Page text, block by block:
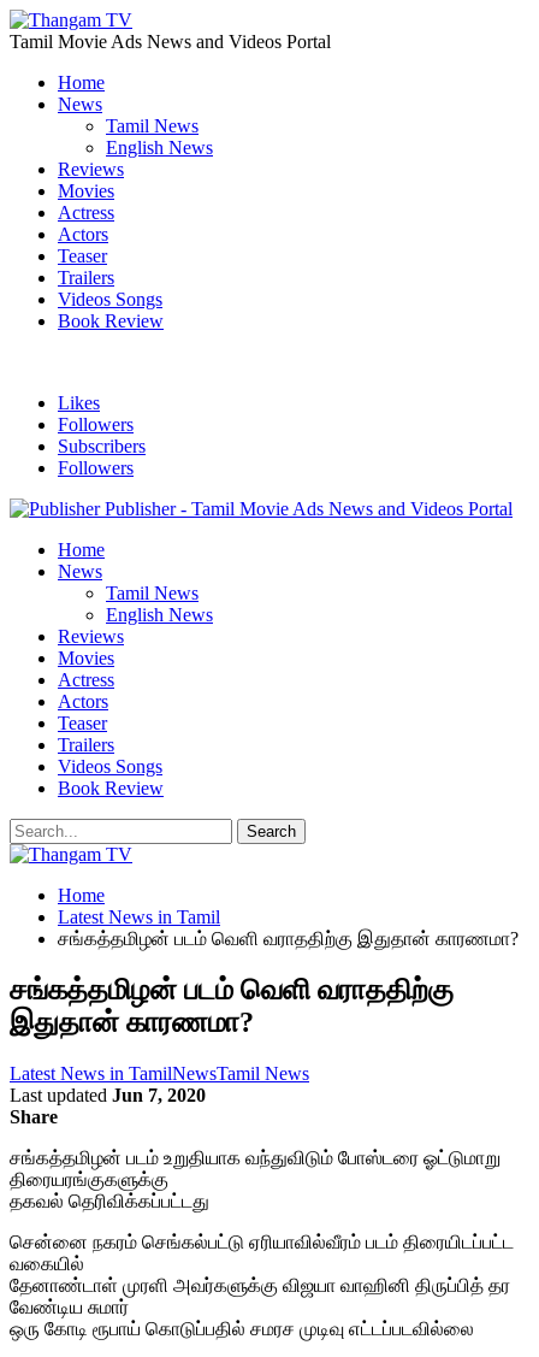
Tamil Movie Ads News and Videos Portal
Home
News
Tamil News
English News
Reviews
Movies
Actress
Actors
Teaser
Trailers
Videos Songs
Book Review
Likes
Followers
Subscribers
Followers
Publisher - Tamil Movie Ads News and Videos Portal
Home
News
Tamil News
English News
Reviews
Movies
Actress
Actors
Teaser
Trailers
Videos Songs
Book Review
Home
Latest News in Tamil
சங்கத்தமிழன் படம் வெளி வராததிற்கு இதுதான் காரணமா?
சங்கத்தமிழன் படம் வெளி வராததிற்கு
இதுதான் காரணமா?
Latest News in TamilNewsTamil News
Last updated Jun 7, 2020
Share
சங்கத்தமிழன் படம் உறுதியாக வந்துவிடும் போஸ்டரை ஓட்டுமாறு
திரையரங்குகளுக்கு
தகவல் தெரிவிக்கப்பட்டது
சென்னை நகரம் செங்கல்பட்டு ஏரியாவில்வீரம் படம் திரையிடப்பட்ட
வகையில்
தேனாண்டாள் முரளி அவர்களுக்கு விஜயா வாஹினி திருப்பித் தர
வேண்டிய சுமார்
ஒரு கோடி ரூபாய் கொடுப்பதில் சமரச முடிவு எட்டப்படவில்லை